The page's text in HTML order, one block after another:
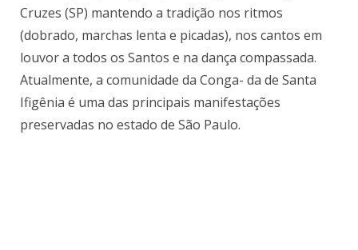
Cruzes (SP) mantendo a tradição nos ritmos
(dobrado, marchas lenta e picadas), nos cantos em
louvor a todos os Santos e na dança compassada.
Atualmente, a comunidade da Conga- da de Santa
Ifigênia é uma das principais manifestações
preservadas no estado de São Paulo.